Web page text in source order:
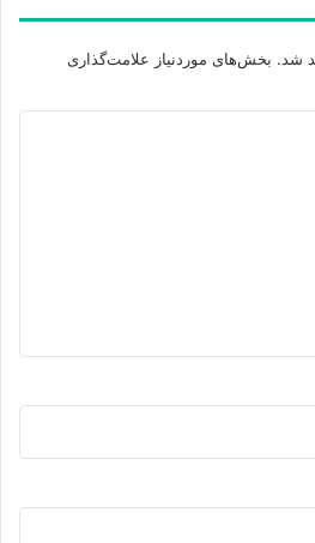
شد. بخش‌های موردنیاز علامت‌گذاری